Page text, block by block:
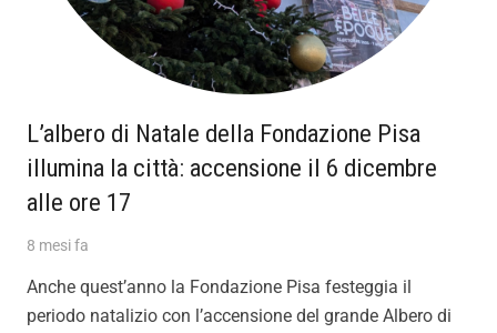
L’albero di Natale della Fondazione Pisa
illumina la città: accensione il 6 dicembre
alle ore 17
8 mesi fa
Anche quest’anno la Fondazione Pisa festeggia il
periodo natalizio con l’accensione del grande Albero di